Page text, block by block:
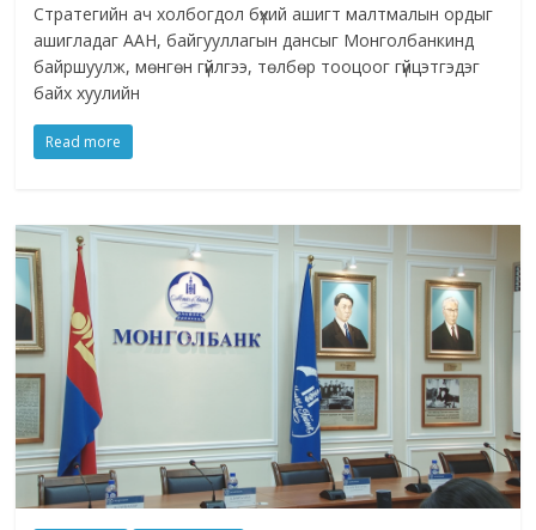
Стратегийн ач холбогдол бүхий ашигт малтмалын ордыг
ашигладаг ААН, байгууллагын дансыг Монголбанкинд
байршуулж, мөнгөн гүйлгээ, төлбөр тооцоог гүйцэтгэдэг
байх хуулийн
Read more